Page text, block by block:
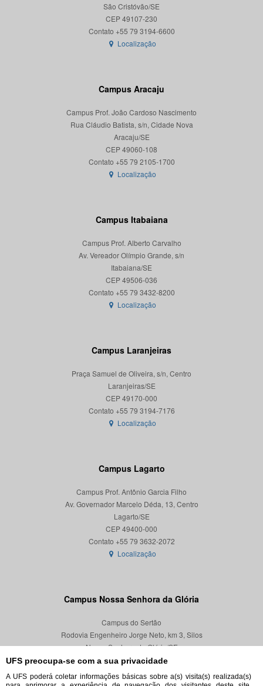
UFS preocupa-se com a sua privacidade
A UFS poderá coletar informações básicas sobre a(s) visita(s) realizada(s)
São Cristóvão/SE
CEP 49107-230
Localização
Campus Aracaju
Campus Prof. João Cardoso Nascimento
Rua Cláudio Batista, s/n, Cidade Nova
Aracaju/SE
CEP 49060-108
Localização
Campus Itabaiana
Campus Prof. Alberto Carvalho
Av. Vereador Olímpio Grande, s/n
Itabaiana/SE
CEP 49506-036
Localização
Campus Laranjeiras
Praça Samuel de Oliveira, s/n, Centro
Laranjeiras/SE
CEP 49170-000
Localização
Campus Lagarto
Campus Prof. Antônio Garcia Filho
Av. Governador Marcelo Déda, 13, Centro
Lagarto/SE
CEP 49400-000
Localização
Campus Nossa Senhora da Glória
Campus do Sertão
Rodovia Engenheiro Jorge Neto, km 3, Silos
Nossa Senhora da Glória/SE
CEP 49680-000